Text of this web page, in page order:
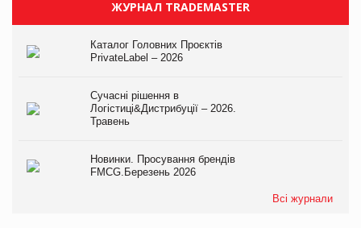
ЖУРНАЛ TRADEMASTER
Каталог Головних Проєктів
PrivateLabel – 2026
Сучасні рішення в
Логістиці&Дистрибуції – 2026.
Травень
Новинки. Просування брендів
FMCG.Березень 2026
Всі журнали